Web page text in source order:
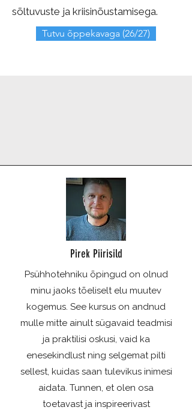
sõltuvuste ja kriisinõustamisega.
Tutvu õppekavaga (26/27)
Pirek Piirisild
Psühhotehniku õpingud on olnud
minu jaoks tõeliselt elu muutev
kogemus. See kursus on andnud
mulle mitte ainult sügavaid teadmisi
ja praktilisi oskusi, vaid ka
enesekindlust ning selgemat pilti
sellest, kuidas saan tulevikus inimesi
aidata. Tunnen, et olen osa
toetavast ja inspireerivast